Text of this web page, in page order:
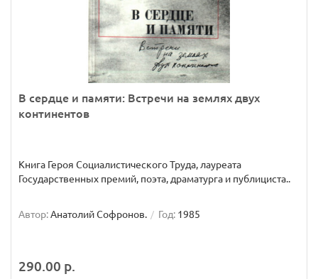
В сердце и памяти: Встречи на землях двух
континентов
Книга Героя Социалистического Труда, лауреата
Государственных премий, поэта, драматурга и публициста..
Автор:Анатолий Софронов. Год: 1985
290.00 р.